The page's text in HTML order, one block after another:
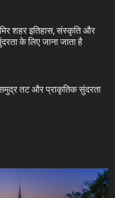
शहर इतिहास, संस्कृति और
के लिए जाना जाता है
तट और प्राकृतिक सुंदरता